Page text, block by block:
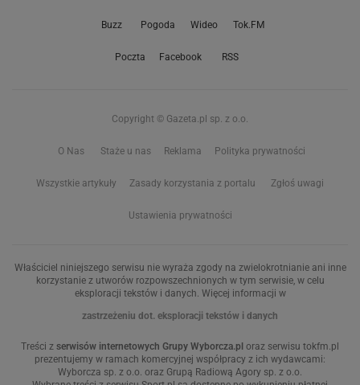
Buzz Pogoda Wideo Tok.FM
Poczta Facebook RSS
Copyright © Gazeta.pl sp. z o.o.
O Nas Staże u nas Reklama Polityka prywatności
Wszystkie artykuły Zasady korzystania z portalu Zgłoś uwagi
Ustawienia prywatności
Właściciel niniejszego serwisu nie wyraża zgody na zwielokrotnianie ani inne
korzystanie z utworów rozpowszechnionych w tym serwisie, w celu
eksploracji tekstów i danych. Więcej informacji w
zastrzeżeniu dot. eksploracji tekstów i danych
Treści z serwisów internetowych Grupy Wyborcza.pl oraz serwisu tokfm.pl
prezentujemy w ramach komercyjnej współpracy z ich wydawcami:
Wyborcza sp. z o.o. oraz Grupą Radiową Agory sp. z o.o.